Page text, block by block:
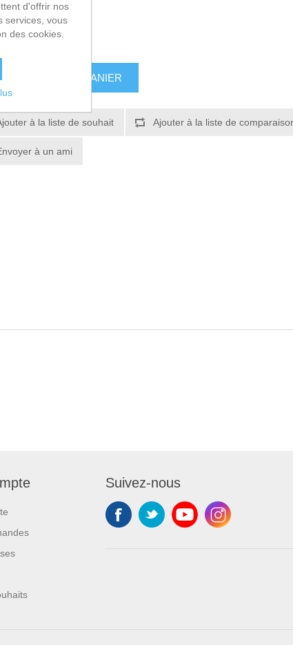
AJOUTER AU PANIER
à la liste de souhait Ajouter à la liste de
à un ami
Suivez-nous
d'offrir nos
services, vous
des cookies.